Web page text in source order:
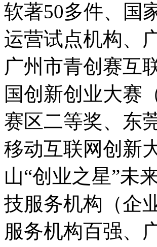
软著50多件、国
运营试点机构、
广州市青创赛互
国创新创业大赛
赛区二等奖、东
移动互联网创新
山“创业之星”未
技服务机构（企
服务机构百强、